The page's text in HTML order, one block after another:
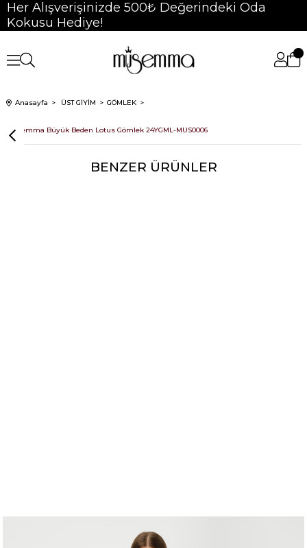
Her Alışverişinizde 500₺ Değerindeki Oda
Kokusu Hediye!
Anasayfa ÜST GİYİM GÖMLEK
Müsemma Büyük Beden Lotus Gömlek 24YGML-MUS0006
BENZER ÜRÜNLER